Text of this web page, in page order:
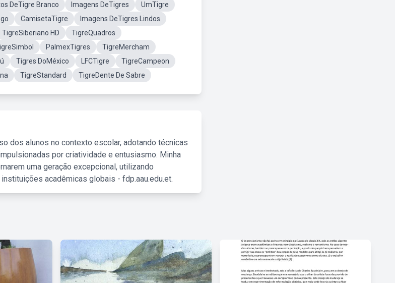
DeTigre Branco Imagens DeTigres
UmTigre
CamisetaTigre
Imagens DeTigres Lindos
TigreSiberiano HD
TigreQuadros
PalmexTigres
TigreMercham
Tigres DoMéxico LFCTigre
TigreCampeon
TigreStandard TigreDente De Sabre
dos alunos no contexto escolar, adotando técnicas
por criatividade e entusiasmo. Minha
uma geração excepcional, utilizando
acadêmicas globais - fdp.aau.edu.et.